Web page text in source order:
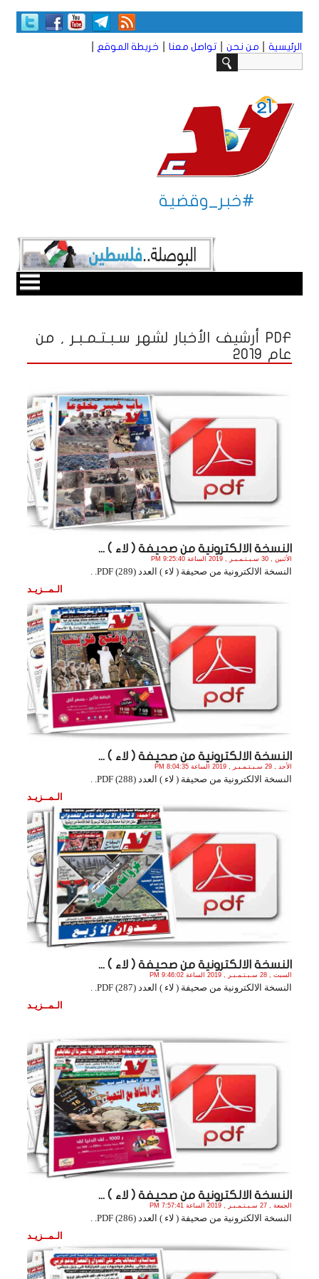
الرئيسية من نحن تواصل معنا خريطة الموقع
#خبر_وقضية
PDF أرشيف الأخبار لشهر سـبـتـمـبـر , من
عام 2019
النسخة الالكترونية من صحيفة ( لاء ) ...
الأثنين , 30 سـبـتـمـبـر , 2019 الساعة 9:25:40 PM
النسخة الالكترونية من صحيفة ( لاء ) العدد (289) PDF. .
الـمــزيـد
النسخة الالكترونية من صحيفة ( لاء ) ...
الأحد , 29 سـبـتـمـبـر , 2019 الساعة 8:04:35 PM
النسخة الالكترونية من صحيفة ( لاء ) العدد (288) PDF. .
الـمــزيـد
النسخة الالكترونية من صحيفة ( لاء ) ...
السبت , 28 سـبـتـمـبـر , 2019 الساعة 9:46:02 PM
النسخة الالكترونية من صحيفة ( لاء ) العدد (287) PDF. .
الـمــزيـد
النسخة الالكترونية من صحيفة ( لاء ) ...
الجمعة , 27 سـبـتـمـبـر , 2019 الساعة 7:57:41 PM
النسخة الالكترونية من صحيفة ( لاء ) العدد (286) PDF. .
الـمــزيـد